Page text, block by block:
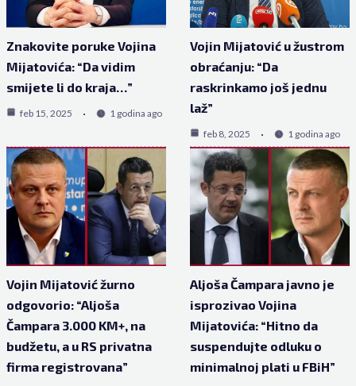
Znakovite poruke Vojina
Mijatovića: “Da vidim
smijete li do kraja…”
feb 15, 2025 1 godina ago
Vojin Mijatović u žustrom
obraćanju: “Da
raskrinkamo još jednu
laž”
feb 8, 2025 1 godina ago
Vojin Mijatović žurno
odgovorio: “Aljoša
Čampara 3.000 KM+, na
budžetu, a u RS privatna
firma registrovana”
Aljoša Čampara javno je
isprozivao Vojina
Mijatovića: “Hitno da
suspendujte odluku o
minimalnoj plati u FBiH”